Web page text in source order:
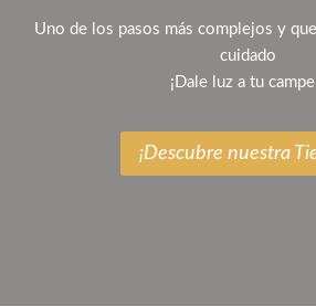
Uno de los pasos más complejos y
cuidado
¡Dale luz a tu
¡Descubre nuestra